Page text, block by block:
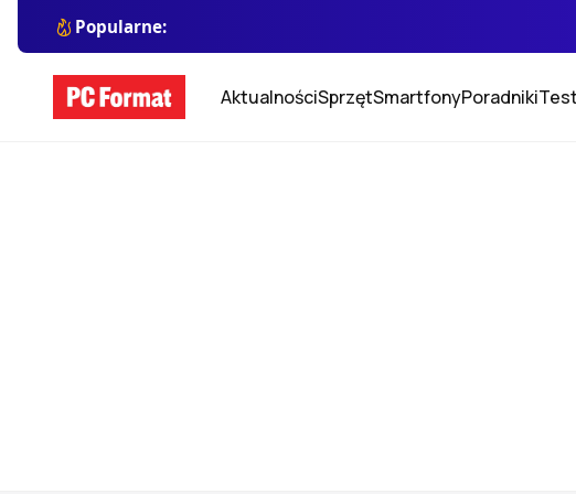
Popularne:
AktualnościSprzętSmartfonyPoradniki